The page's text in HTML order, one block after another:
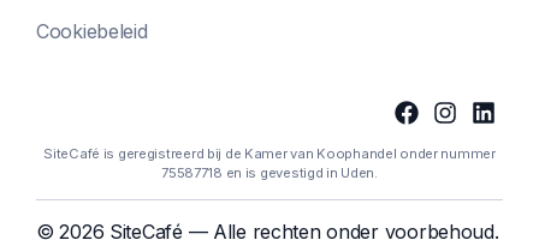
Cookiebeleid
SiteCafé is geregistreerd bij de Kamer van Koophandel onder nummer
75587718 en is gevestigd in Uden.
© 2026 SiteCafé — Alle rechten onder voorbehoud.